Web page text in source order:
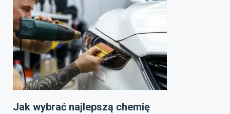
Jak wybrać najlepszą chemię